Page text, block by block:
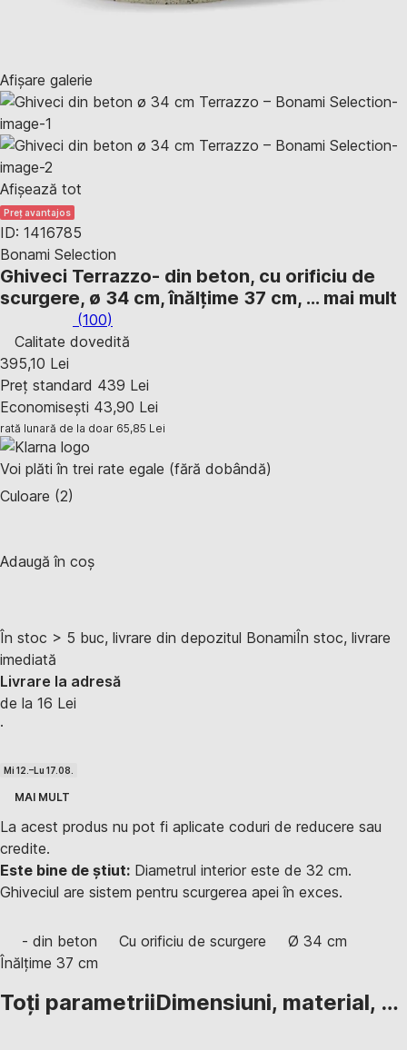
Afișare galerie
Afișează tot
Preț avantajos
ID: 1416785
Bonami Selection
Ghiveci Terrazzo- din beton, cu orificiu de
scurgere, ø 34 cm, înălțime 37 cm, … mai mult
(100)
Calitate dovedită
395,10 Lei
Preț standard 439 Lei
Economisești 43,90 Lei
rată lunară de la doar 65,85 Lei
Voi plăti în trei rate egale (fără dobândă)
Culoare (2)
Adaugă în coș
În stoc > 5 buc, livrare din depozitul BonamiÎn stoc, livrare
imediată
Livrare la adresă
de la 16 Lei
·
Mi 12.–Lu 17.08.
MAI MULT
La acest produs nu pot fi aplicate coduri de reducere sau
credite.
Este bine de știut: Diametrul interior este de 32 cm.
Ghiveciul are sistem pentru scurgerea apei în exces.
- din beton Cu orificiu de scurgere
Ø 34 cm
Înălțime 37 cm
Toți parametriiDimensiuni, material, …